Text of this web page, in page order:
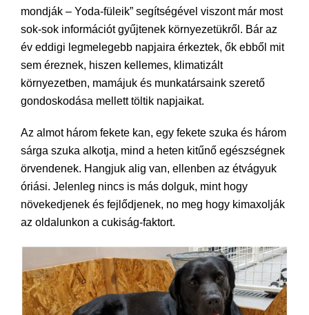
mondják – Yoda-füleik” segítségével viszont már most
sok-sok információt gyűjtenek környezetükről. Bár az
év eddigi legmelegebb napjaira érkeztek, ők ebből mit
sem éreznek, hiszen kellemes, klimatizált
környezetben, mamájuk és munkatársaink szerető
gondoskodása mellett töltik napjaikat.
Az almot három fekete kan, egy fekete szuka és három
sárga szuka alkotja, mind a heten kitűnő egészségnek
örvendenek. Hangjuk alig van, ellenben az étvágyuk
óriási. Jelenleg nincs is más dolguk, mint hogy
növekedjenek és fejlődjenek, no meg hogy kimaxolják
az oldalunkon a cukiság-faktort.